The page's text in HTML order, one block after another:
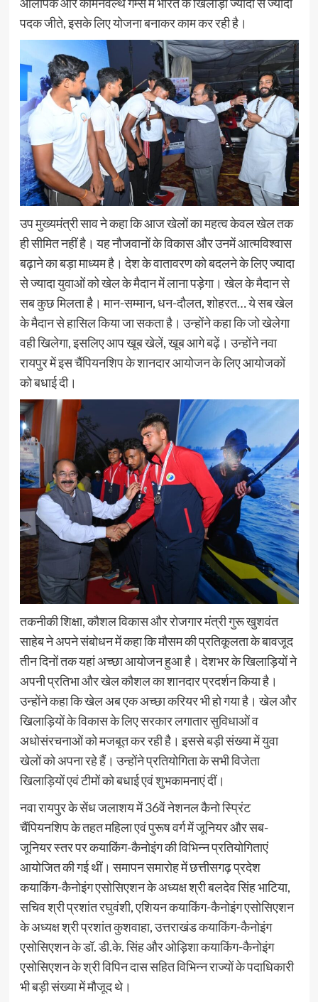
पदक जीते, इसके लिए योजना बनाकर काम कर रही है।
उप मुख्यमंत्री साव ने कहा कि आज खेलों का महत्व केवल खेल तक
ही सीमित नहीं है। यह नौजवानों के विकास और उनमें आत्मविश्वास
बढ़ाने का बड़ा माध्यम है। देश के वातावरण को बदलने के लिए ज्यादा
से ज्यादा युवाओं को खेल के मैदान में लाना पड़ेगा। खेल के मैदान से
सब कुछ मिलता है। मान-सम्मान, धन-दौलत, शोहरत… ये सब खेल
के मैदान से हासिल किया जा सकता है। उन्होंने कहा कि जो खेलेगा
वही खिलेगा, इसलिए आप खूब खेलें, खूब आगे बढ़ें। उन्होंने नवा
रायपुर में इस चैंपियनशिप के शानदार आयोजन के लिए आयोजकों
को बधाई दी।
तकनीकी शिक्षा, कौशल विकास और रोजगार मंत्री गुरू खुशवंत
साहेब ने अपने संबोधन में कहा कि मौसम की प्रतिकूलता के बावजूद
तीन दिनों तक यहां अच्छा आयोजन हुआ है। देशभर के खिलाड़ियों ने
अपनी प्रतिभा और खेल कौशल का शानदार प्रदर्शन किया है।
उन्होंने कहा कि खेल अब एक अच्छा करियर भी हो गया है। खेल और
खिलाड़ियों के विकास के लिए सरकार लगातार सुविधाओं व
अधोसंरचनाओं को मजबूत कर रही है। इससे बड़ी संख्या में युवा
खेलों को अपना रहे हैं। उन्होंने प्रतियोगिता के सभी विजेता
खिलाड़ियों एवं टीमों को बधाई एवं शुभकामनाएं दीं।
नवा रायपुर के सेंध जलाशय में 36वें नेशनल कैनो स्प्रिंट
चैंपियनशिप के तहत महिला एवं पुरूष वर्ग में जूनियर और सब-
जूनियर स्तर पर कयाकिंग-कैनोइंग की विभिन्न प्रतियोगिताएं
आयोजित की गई थीं। समापन समारोह में छत्तीसगढ़ प्रदेश
कयाकिंग-कैनोइंग एसोसिएशन के अध्यक्ष श्री बलदेव सिंह भाटिया,
सचिव श्री प्रशांत रघुवंशी, एशियन कयाकिंग-कैनोइंग एसोसिएशन
के अध्यक्ष श्री प्रशांत कुशवाहा, उत्तराखंड कयाकिंग-कैनोइंग
एसोसिएशन के डॉ. डी.के. सिंह और ओड़िशा कयाकिंग-कैनोइंग
एसोसिएशन के श्री विपिन दास सहित विभिन्न राज्यों के पदाधिकारी
भी बड़ी संख्या में मौजूद थे।